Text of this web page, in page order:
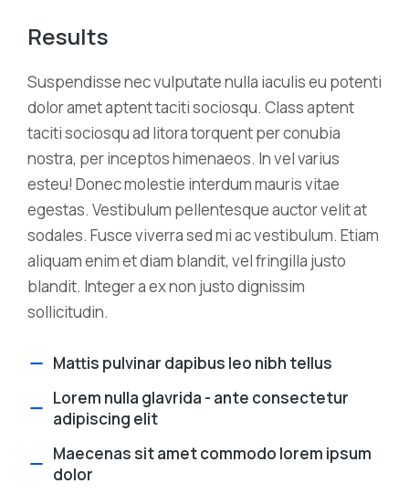
Results
Suspendisse nec vulputate nulla iaculis eu potenti
dolor amet aptent taciti sociosqu. Class aptent
taciti sociosqu ad litora torquent per conubia
nostra, per inceptos himenaeos. In vel varius
esteu! Donec molestie interdum mauris vitae
egestas. Vestibulum pellentesque auctor velit at
sodales. Fusce viverra sed mi ac vestibulum. Etiam
aliquam enim et diam blandit, vel fringilla justo
blandit. Integer a ex non justo dignissim
sollicitudin.
Mattis pulvinar dapibus leo nibh tellus
Lorem nulla glavrida - ante consectetur
adipiscing elit
Maecenas sit amet commodo lorem ipsum
dolor